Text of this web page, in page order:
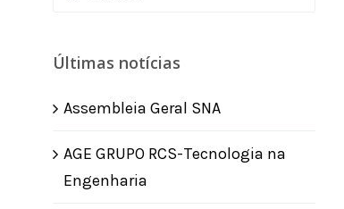
Últimas notícias
Assembleia Geral SNA
AGE GRUPO RCS-Tecnologia na
Engenharia